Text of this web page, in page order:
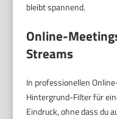
bleibt spannend.
Online-
Streams
In professionellen
Hintergrund-Filter für
Eindruck, ohne dass du